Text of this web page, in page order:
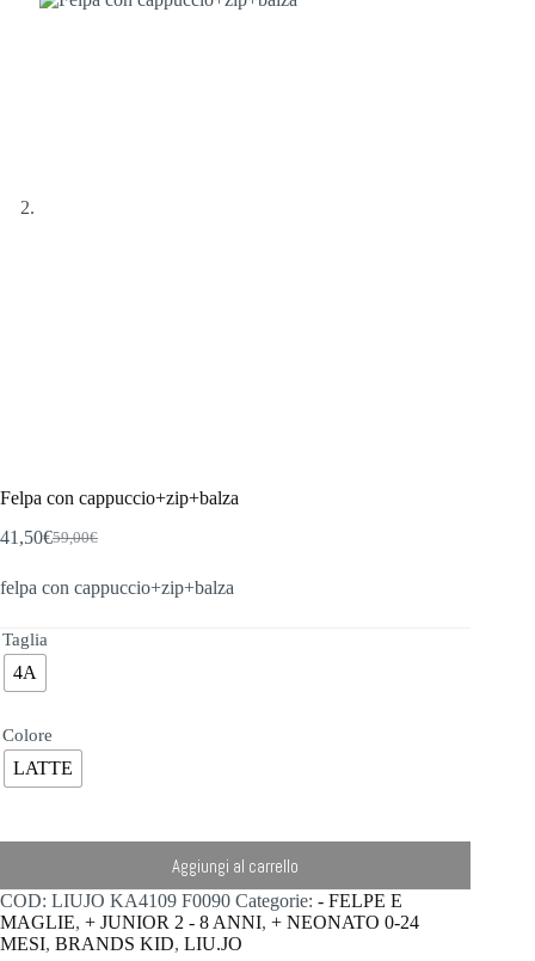
Felpa con cappuccio+zip+balza
59,00€
Il
originale
41,50€Il
attuale
felpa con cappuccio+zip+balza
Taglia
4A
Colore
LATTE
Aggiungi al carrello
COD: LIUJO KA4109 F0090 Categorie: - FELPE E
MAGLIE, + JUNIOR 2 - 8 ANNI, + NEONATO 0-24
MESI, BRANDS KID, LIU.JO